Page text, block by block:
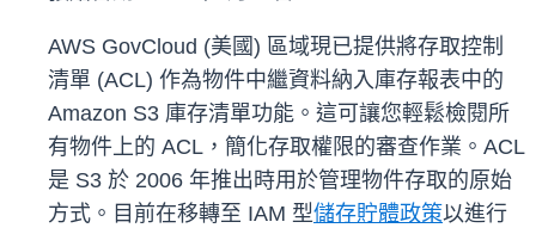
AWS GovCloud (美國) 區域現已提供將存取控制
清單 (ACL) 作為物件中繼資料納入庫存報表中的
Amazon S3 庫存清單功能。這可讓您輕鬆檢閱所
有物件上的 ACL，簡化存取權限的審查作業。ACL
是 S3 於 2006 年推出時用於管理物件存取的原始
方式。目前在移轉至 IAM 型儲存貯體政策以進行